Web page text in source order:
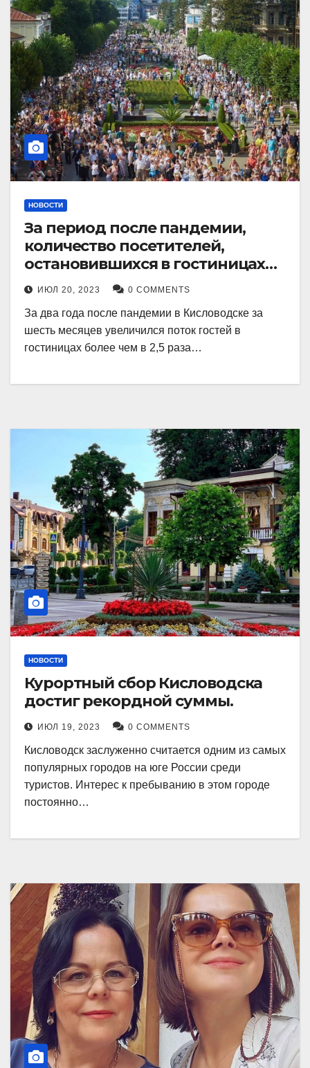
НОВОСТИ
За период после пандемии,
количество посетителей,
остановившихся в гостиницах
Кисловодска, выросло в 2,5 раза.
ИЮЛ 20, 2023 0 COMMENTS
За два года после пандемии в Кисловодске за
шесть месяцев увеличился поток гостей в
гостиницах более чем в 2,5 раза…
НОВОСТИ
Курортный сбор Кисловодска
достиг рекордной суммы.
ИЮЛ 19, 2023 0 COMMENTS
Кисловодск заслуженно считается одним из самых
популярных городов на юге России среди
туристов. Интерес к пребыванию в этом городе
постоянно…